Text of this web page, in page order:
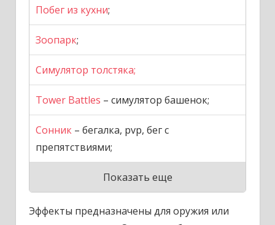
Побег из кухни;
Зоопарк;
Симулятор толстяка;
Tower Battles – симулятор башенок;
Сонник– бегалка, pvp, бег с
препятствиями;
Показать еще
Эффекты предназначены для оружия или